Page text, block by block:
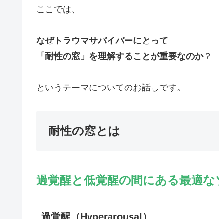
ここでは、
なぜトラウマサバイバーにとって
「耐性の窓」を理解することが重要なのか？
というテーマについてのお話しです。
耐性の窓とは
過覚醒と低覚醒の間にある最適な
過覚醒（Hyperarousal）